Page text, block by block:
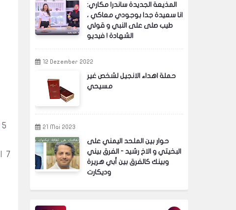
5
7  الخليفة
المذيعة الجديدة ساندرا مكاري:
انا سعيدة جدا بوجودي معاكي ،
طيب صلى على النبي و قولي
الشهادة ! فيديو
12 Dezember 2022
حملة اهداء الانجيل لشخص غير
مسيحي
21 Mai 2023
حوار بين الملحد اليمني على
البخيتي و الاخ رشيد - الفرق بيني
وبينك كالفرق بين أبي هريرة
وديكارت